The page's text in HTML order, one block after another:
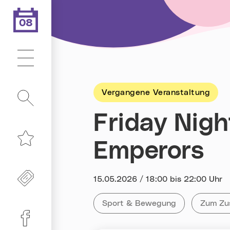
Heute ist der
08
.08.2026
Linz-Termine auf Facebook
Vergangene Veranstaltung
Friday
Emperors
Datum:
15.05.2026 / 18:00 bis 22:00 Uhr
Kategorie:
Alle Veranstaltungen der
Sport & Bewegung Tag:Alle
Zum